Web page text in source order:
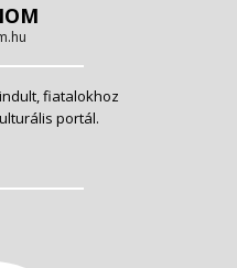
fiatalokhoz
portál.